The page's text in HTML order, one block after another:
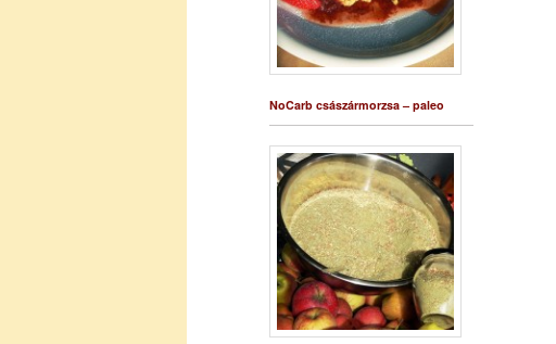
NoCarb császármorzsa – paleo